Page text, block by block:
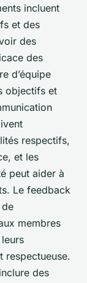
incluent
et des
des
des
d’équipe
objectifs et
respectifs,
et les
peut aider à
Le feedback
membres
respectueuse.
des